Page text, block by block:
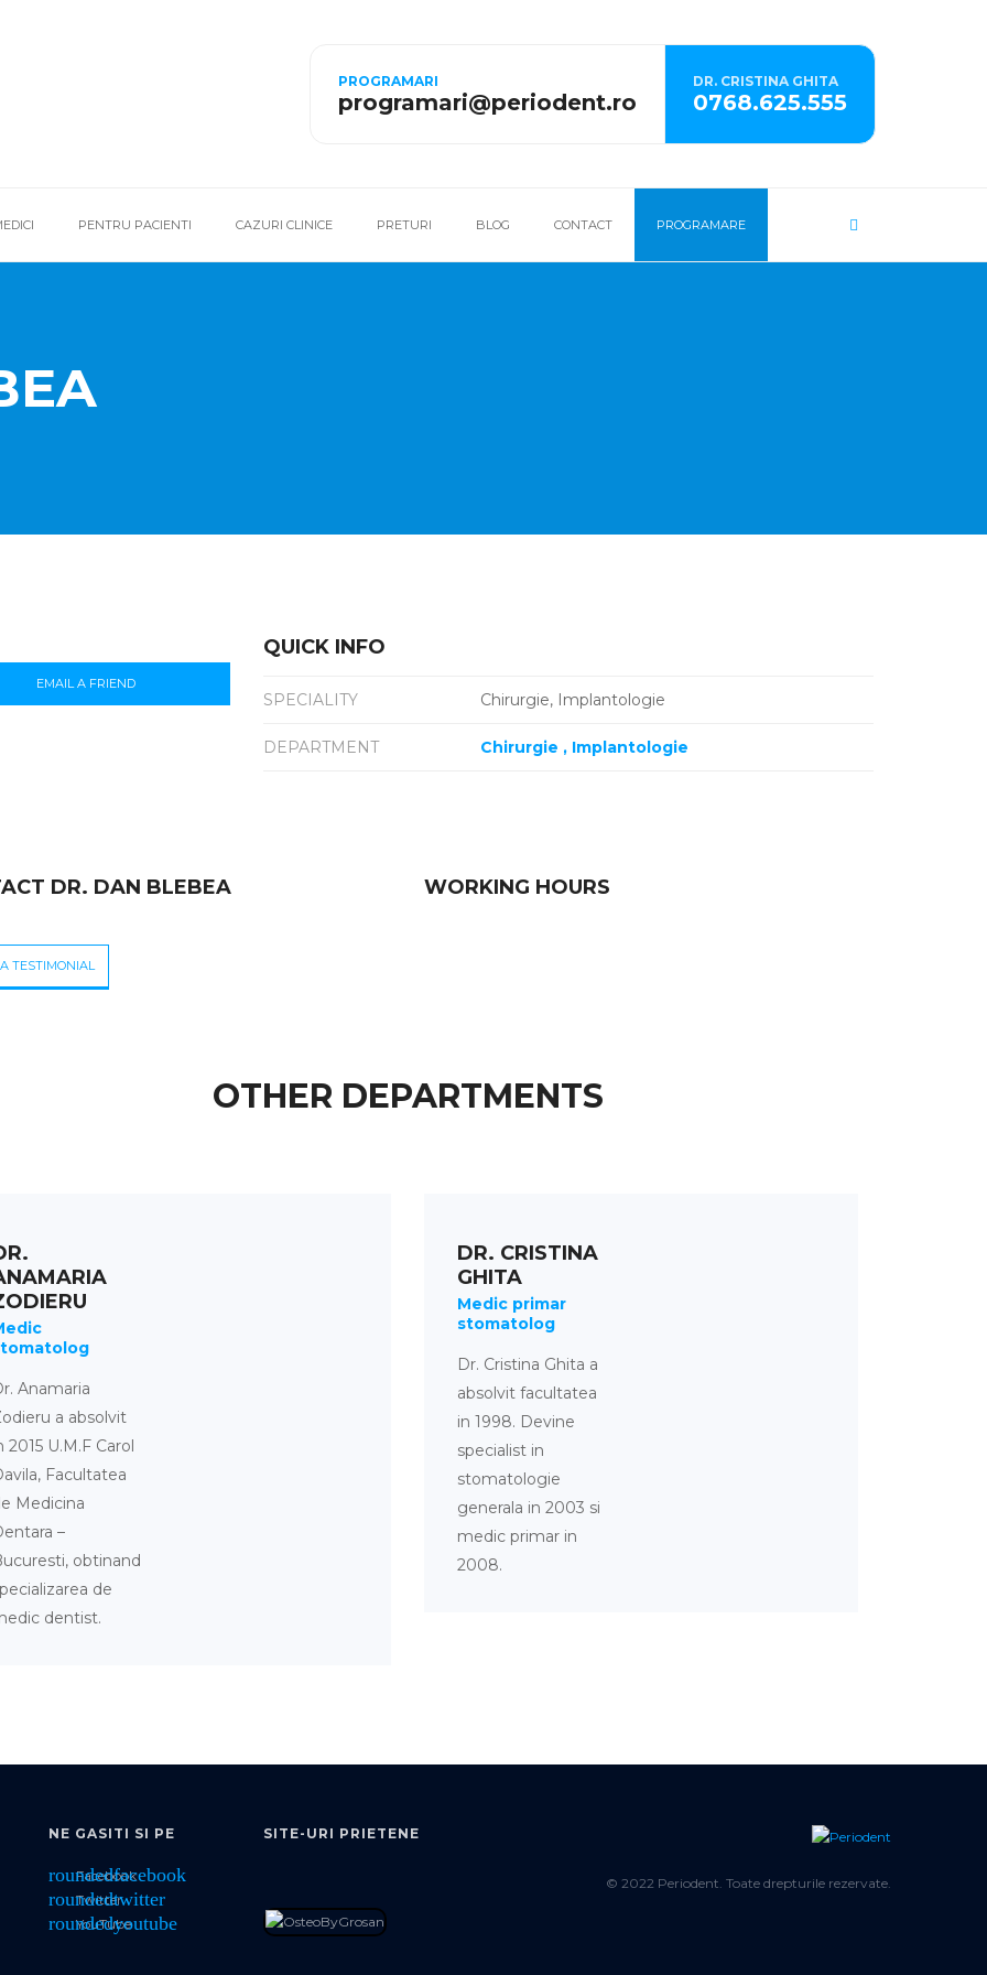
PROGRAMARI
programari@periodent.ro
DR. CRISTINA GHITA
0768.625.555
PENTRU PACIENTI CAZURI CLINICE PRETURI BLOG CONTACT PROGRAMARE
EMAIL A FRIEND
QUICK INFO
SPECIALITY Chirurgie, Implantologie
DEPARTMENT Chirurgie Implantologie
DR. DAN BLEBEA
TESTIMONIAL
WORKING HOURS
OTHER DEPARTMENTS
Anamaria
a absolvit
2015 U.M.F Carol
Facultatea
Medicina
–
obtinand
de
dentist.
DR. CRISTINA
GHITA
Medic primar
stomatolog
Dr. Cristina Ghita a
absolvit facultatea
in 1998. Devine
specialist in
stomatologie
generala in 2003 si
medic primar in
2008.
NE GASITI SI PE
roundedfacebook
Facebook
roundedtwitter
Twitter
roundedyoutube
YouTube
SITE-URI PRIETENE
© 2022 Periodent. Toate drepturile rezervate.